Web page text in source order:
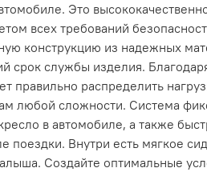
Это
всех требований
конструкцию из надежных
срок службы изделия.
правильно распределить
любой сложности. Система
в автомобиле, а также
поездки. Внутри есть мягкое
Создайте оптимальные